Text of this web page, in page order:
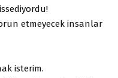
etmeyecek insanlar
isterim.